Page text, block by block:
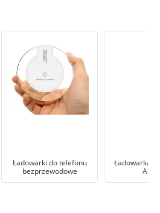
Ładowarki do telefonu
bezprzewodowe
Ładowarka